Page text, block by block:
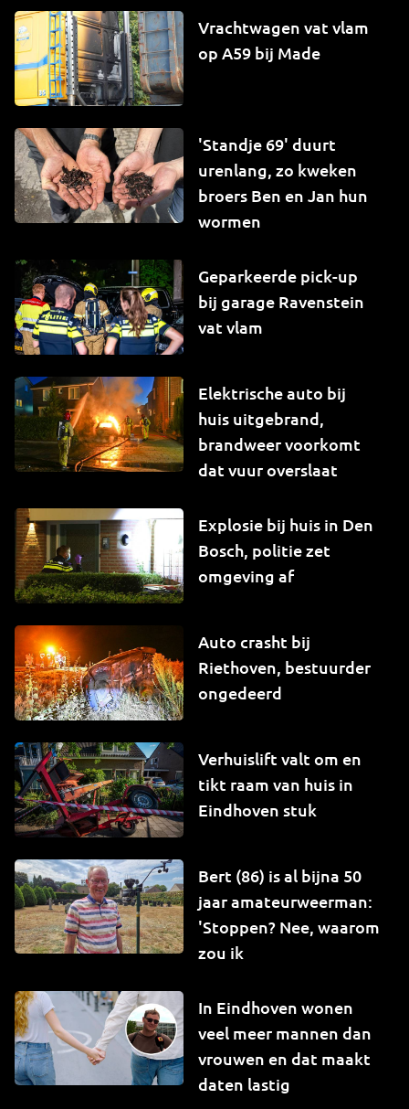
Vrachtwagen vat vlam
op A59 bij Made
'Standje 69' duurt
urenlang, zo kweken
broers Ben en Jan hun
wormen
Geparkeerde pick-up
bij garage Ravenstein
vat vlam
Elektrische auto bij
huis uitgebrand,
brandweer voorkomt
dat vuur overslaat
Explosie bij huis in Den
Bosch, politie zet
omgeving af
Auto crasht bij
Riethoven, bestuurder
ongedeerd
Verhuislift valt om en
tikt raam van huis in
Eindhoven stuk
Bert (86) is al bijna 50
jaar amateurweerman:
'Stoppen? Nee, waarom
zou ik
In Eindhoven wonen
veel meer mannen dan
vrouwen en dat maakt
daten lastig